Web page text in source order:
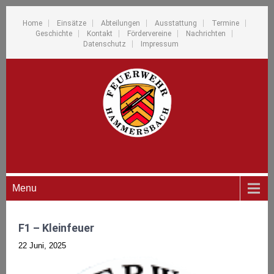
Home Einsätze Abteilungen Ausstattung
Termine
Geschichte
Kontakt Fördervereine
Nachrichten
Datenschutz
Impressum
Menu
F1 – Kleinfeuer
22 Juni, 2025